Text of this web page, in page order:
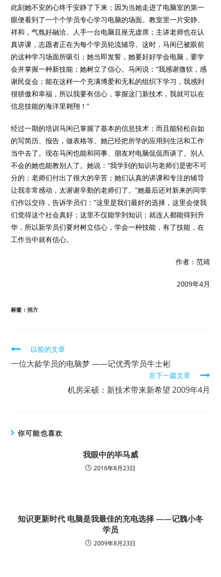
此刻她不安的心终于安静了下来；因为当她走进了电脑室的第一
眼便看到了一个个学员专心学习电脑的场面。教室里一片安静、
祥和，气氛好融洽。人手一台电脑且座无虚席；主讲老师也在认
真讲课，志愿者正在为每个学员轮流辅导。这时，马闲已被眼前
的这种学习场面所吸引；她当即发誓，她要好好学会电脑，要学
会并掌握一种新技能；她树立了信心。马闲说：“我感谢微软，感
谢民促会；能在这样一个充满博爱和无私的组织下学习，我感到
很骄傲和幸福，所以我要有信心，掌握这门新技术，我就可以在
信息技能的海洋里翱翔！”
经过一期的培训马闲已掌握了基本的信息技术；而且能轻松自如
的写简历、报告，做表格等。她已经把所学的应用到生活和工作
当中去了。现在马闲也能和同事、朋友对电脑侃侃而谈了。别人
不会的她也能教别人了。她说：“我学到的知识与老师们是密不可
分的；老师们付出了很大的辛苦；她们认真的讲课和专注的辅导
让我非常感动，太谢谢辛勤的老师们了。”她最后还对新来的同学
们作以交待，告诉学员们：“这里是我们最好的选择，这里会使我
们觉得这个社会真好；这里不仅能学到知识；就连人都能得到升
华，所以新学员们要对树立信心，学会一种技能，有了技能，在
工作当中就有信心。
作者：范靖
2009年4月
标签：捐方
继
续
以前的文章
一位大龄学员的电脑梦 ——记优秀学员牛士彬
在下一篇文章
机房采硕：新技术带来新希望 2009年4月
你可能也喜欢
我眼中的毕马威
2016年8月23日
知识更新时代 电脑是我最佳的充电选择 ——记魏小冬
学员
2009年8月23日